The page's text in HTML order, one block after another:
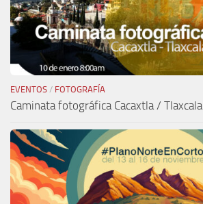
EVENTOS / FOTOGRAFÍA
Caminata fotográfica Cacaxtla / Tlaxcala